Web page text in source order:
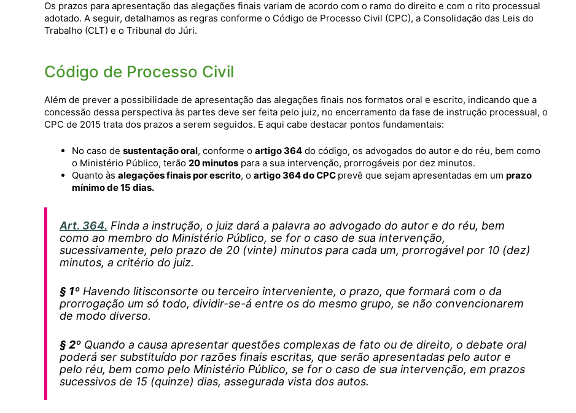
Os prazos para apresentação das alegações finais variam de acordo com o ramo do direito e com o rito processual
adotado. A seguir, detalhamos as regras conforme o Código de Processo Civil (CPC), a Consolidação das Leis do
Trabalho (CLT) e o Tribunal do Júri.
Código de Processo Civil
Além de prever a possibilidade de apresentação das alegações finais nos formatos oral e escrito, indicando que a
concessão dessa perspectiva às partes deve ser feita pelo juiz, no encerramento da fase de instrução processual, o
CPC de 2015 trata dos prazos a serem seguidos. E aqui cabe destacar pontos fundamentais:
No caso de sustentação oral, conforme o artigo 364 do código, os advogados do autor e do réu, bem como
o Ministério Público, terão 20 minutos para a sua intervenção, prorrogáveis por dez minutos.
Quanto às alegações finais por escrito, o artigo 364 do CPC prevê que sejam apresentadas em um prazo
mínimo de 15 dias.
Art. 364. Finda a instrução, o juiz dará a palavra ao advogado do autor e do réu, bem
como ao membro do Ministério Público, se for o caso de sua intervenção,
sucessivamente, pelo prazo de 20 (vinte) minutos para cada um, prorrogável por 10 (dez)
minutos, a critério do juiz.
§ 1º Havendo litisconsorte ou terceiro interveniente, o prazo, que formará com o da
prorrogação um só todo, dividir-se-á entre os do mesmo grupo, se não convencionarem
de modo diverso.
§ 2º Quando a causa apresentar questões complexas de fato ou de direito, o debate oral
poderá ser substituído por razões finais escritas, que serão apresentadas pelo autor e
pelo réu, bem como pelo Ministério Público, se for o caso de sua intervenção, em prazos
sucessivos de 15 (quinze) dias, assegurada vista dos autos.